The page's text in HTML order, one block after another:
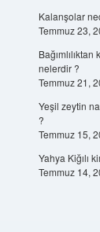
Kalanşolar
Temmuz 23,
nelerdir ?
Temmuz 21,
Yeşil zeytin
?
Temmuz 15,
Yahya Kiğılı
Temmuz 14,